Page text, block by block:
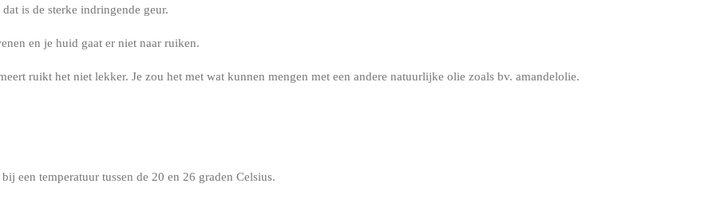
is de sterke indringende geur.
en je huid gaat er niet naar ruiken.
ruikt het niet lekker. Je zou het met wat kunnen mengen met een andere natuurlijke olie zoals bv. amandelolie.
een temperatuur tussen de 20 en 26 graden Celsius.